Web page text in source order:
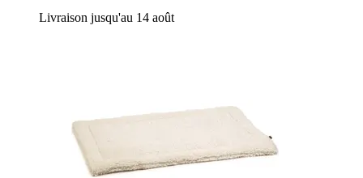
Livraison jusqu'au 14 août